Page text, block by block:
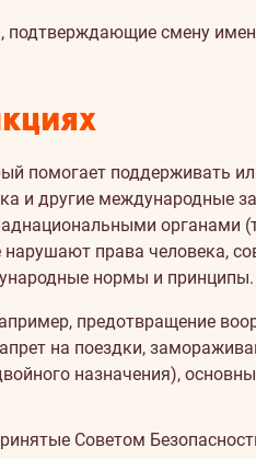
смену
помогает поддерживать
и другие международные
органами
права человека,
нормы и принципы.
предотвращение
на поездки,
назначения),
Советом